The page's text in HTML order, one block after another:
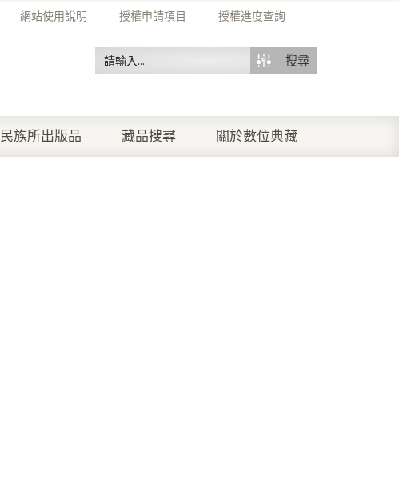
網站使用說明 授權申請項目 授權進度查詢
搜尋
民族所出版品 藏品搜尋 關於數位典藏